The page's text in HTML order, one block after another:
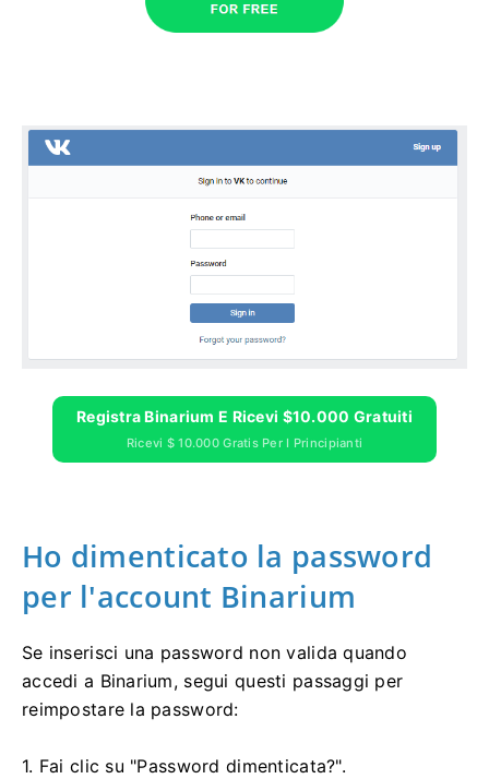
Registra Binarium E Ricevi $10.000 Gratuiti
Ricevi $ 10.000 Gratis Per I Principianti
Ho dimenticato la password
per l'account Binarium
Se inserisci una password non valida quando
accedi a Binarium, segui questi passaggi per
reimpostare la password:
1. Fai clic su "Password dimenticata?".